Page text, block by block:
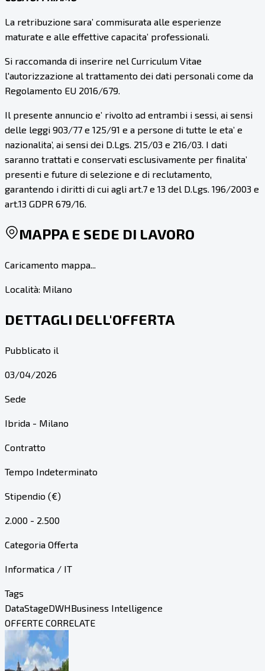
La retribuzione sara’ commisurata alle esperienze
maturate e alle effettive capacita’ professionali.
Si raccomanda di inserire nel Curriculum Vitae
l'autorizzazione al trattamento dei dati personali come da
Regolamento EU 2016/679.
Il presente annuncio e’ rivolto ad entrambi i sessi, ai sensi
delle leggi 903/77 e 125/91 e a persone di tutte le eta’ e
nazionalita’, ai sensi dei D.Lgs. 215/03 e 216/03. I dati
saranno trattati e conservati esclusivamente per finalita’
presenti e future di selezione e di reclutamento,
garantendo i diritti di cui agli art.7 e 13 del D.Lgs. 196/2003 e
art.13 GDPR 679/16.
MAPPA E SEDE DI LAVORO
Caricamento mappa...
Località: Milano
DETTAGLI DELL'OFFERTA
Pubblicato il
03/04/2026
Sede
Ibrida - Milano
Contratto
Tempo Indeterminato
Stipendio (€)
2.000 - 2.500
Categoria Offerta
Informatica / IT
Tags
DataStageDWHBusiness Intelligence
OFFERTE CORRELATE